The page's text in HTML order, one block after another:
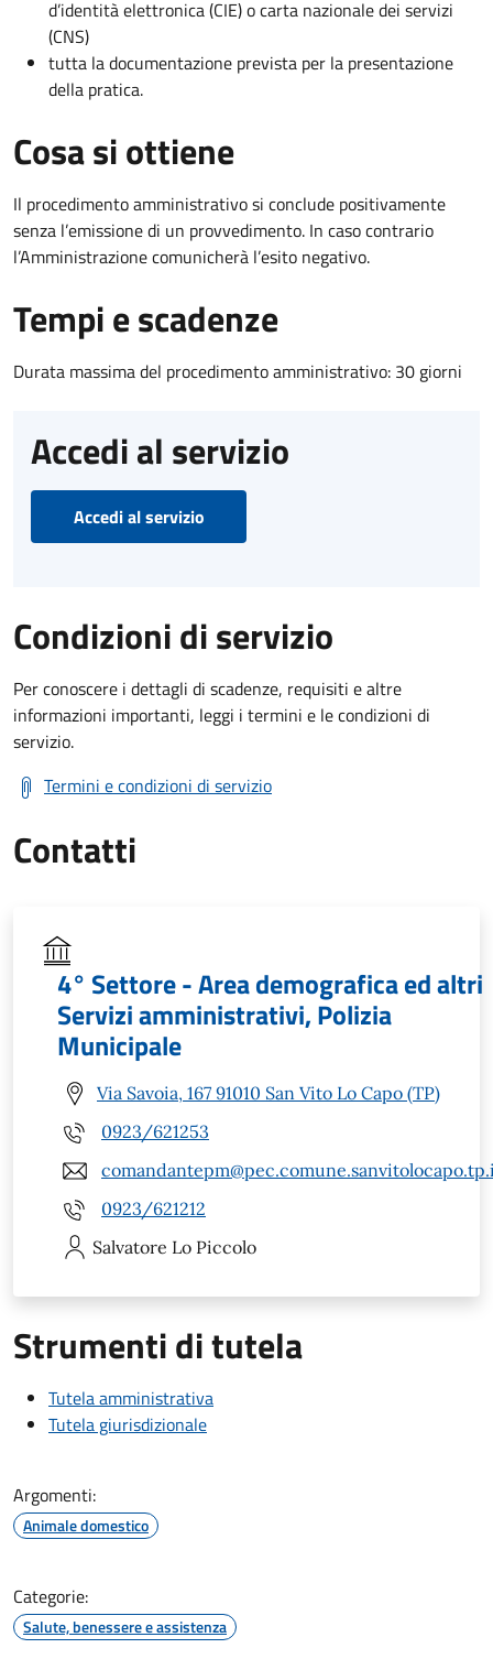
d’identità elettronica (CIE) o carta nazionale dei servizi
(CNS)
tutta la documentazione prevista per la presentazione
della pratica.
Cosa si ottiene
Il procedimento amministrativo si conclude positivamente
senza l’emissione di un provvedimento. In caso contrario
l’Amministrazione comunicherà l’esito negativo.
Tempi e scadenze
Durata massima del procedimento amministrativo: 30 giorni
Accedi al servizio
Accedi al servizio
Condizioni di servizio
Per conoscere i dettagli di scadenze, requisiti e altre
informazioni importanti, leggi i termini e le condizioni di
servizio.
Termini e condizioni di servizio
Contatti
4° Settore - Area demografica ed altri
Servizi amministrativi, Polizia
Municipale
Via Savoia, 167 91010 San Vito Lo Capo (TP)
0923/621253
0923/621212
Salvatore Lo Piccolo
Strumenti di tutela
Tutela amministrativa
Tutela giurisdizionale
Argomenti:
Animale domestico
Categorie:
Salute, benessere e assistenza